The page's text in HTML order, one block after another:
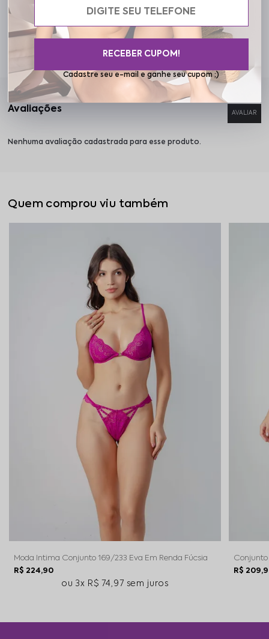
Nenhuma avaliação cadastrada para esse produto.
Quem comprou viu também
Moda Intima Conjunto 169/233 Eva Em Renda Fúcsia
R$ 224,90
3x R$ 74,97 sem juros
Conjunto
R$
Cadastre seu e-mail e ganhe seu cupom ;)
RECEBER CUPOM!